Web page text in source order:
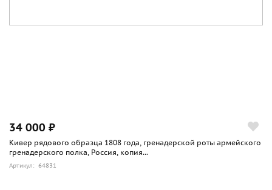
34 000 ₽
Кивер рядового образца 1808 года, гренадерской роты армейского
гренадерского полка, Россия, копия...
Артикул: 64831